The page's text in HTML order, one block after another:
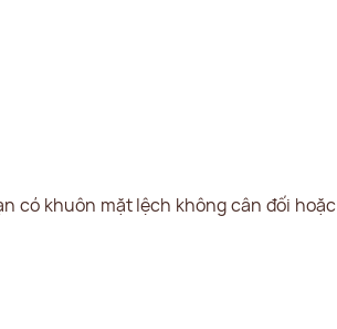
có khuôn mặt lệch không cân đối hoặc